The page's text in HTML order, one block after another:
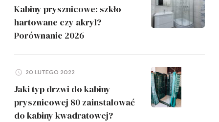
Kabiny prysznicowe: szkło
hartowane czy akryl?
Porównanie 2026
20 LUTEGO 2022
Jaki typ drzwi do kabiny
prysznicowej 80 zainstalować
do kabiny kwadratowej?